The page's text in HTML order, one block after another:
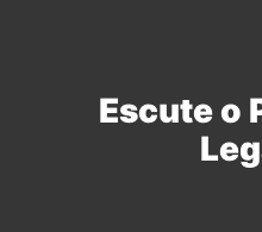
Escute o